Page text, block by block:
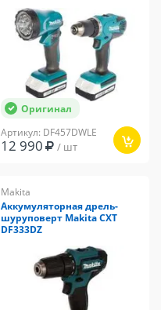
Оригинал
Артикул: DF457DWLE
12 990 / шт
Makita
Аккумуляторная дрель-
шуруповерт Makita CXT
DF333DZ